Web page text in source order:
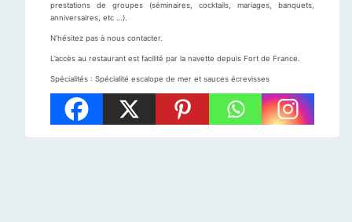
prestations de groupes (séminaires, cocktails, mariages, banquets,
anniversaires, etc …).
N’hésitez pas à nous contacter.
L’accès au restaurant est facilité par la navette depuis Fort de France.
Spécialités : Spécialité escalope de mer et sauces écrevisses